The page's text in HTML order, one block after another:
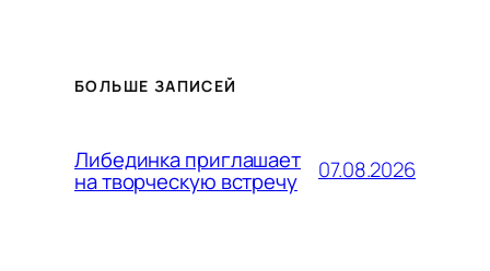
БОЛЬШЕ ЗАПИСЕЙ
Либединка приглашает
на творческую встречу 07.08.2026